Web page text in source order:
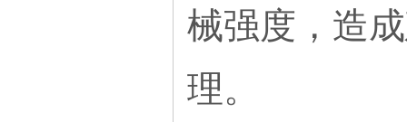
械强度，造
理。